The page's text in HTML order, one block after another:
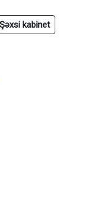
Şəxsi kabinet